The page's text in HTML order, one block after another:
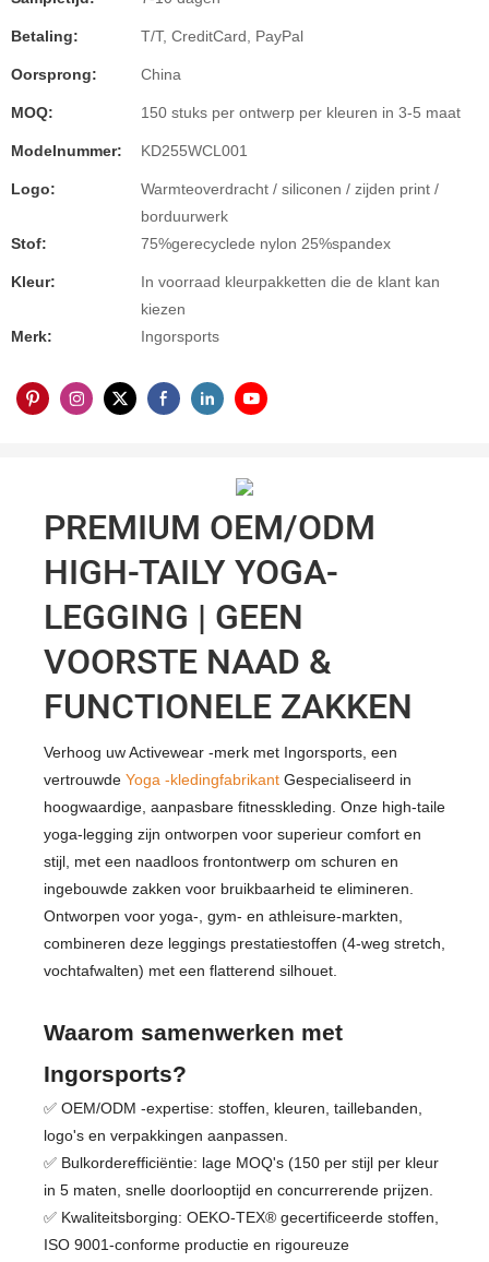
Betaling: T/T, CreditCard, PayPal
Oorsprong: China
MOQ: 150 stuks per ontwerp per kleuren in 3-5 maat
Modelnummer: KD255WCL001
Logo:
Warmteoverdracht / siliconen / zijden print /
borduurwerk
Stof:
75%gerecyclede nylon 25%spandex
Kleur:
In voorraad kleurpakketten die de klant kan
kiezen
Merk:
Ingorsports
PREMIUM OEM/ODM
HIGH-TAILY YOGA-
LEGGING | GEEN
VOORSTE NAAD &
FUNCTIONELE ZAKKEN
Verhoog uw Activewear -merk met Ingorsports, een
vertrouwde Yoga -kledingfabrikant Gespecialiseerd in
hoogwaardige, aanpasbare fitnesskleding. Onze high-taile
yoga-legging zijn ontworpen voor superieur comfort en
stijl, met een naadloos frontontwerp om schuren en
ingebouwde zakken voor bruikbaarheid te elimineren.
Ontworpen voor yoga-, gym- en athleisure-markten,
combineren deze leggings prestatiestoffen (4-weg stretch,
vochtafwalten) met een flatterend silhouet.
Waarom samenwerken met
Ingorsports?
✅ OEM/ODM -expertise: stoffen, kleuren, taillebanden,
logo's en verpakkingen aanpassen.
✅ Bulkorderefficiëntie: lage MOQ's (150 per stijl per kleur
in 5 maten, snelle doorlooptijd en concurrerende prijzen.
✅ Kwaliteitsborging: OEKO-TEX® gecertificeerde stoffen,
ISO 9001-conforme productie en rigoureuze